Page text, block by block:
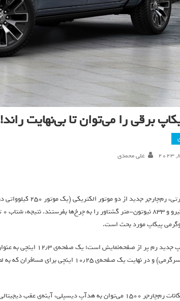
برقی را می‌توان تا بی‌نهایت راند!
علی محمدی